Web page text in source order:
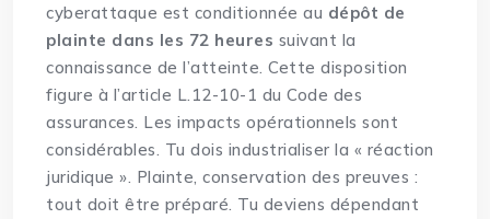
cyberattaque est conditionnée au dépôt de
plainte dans les 72 heures suivant la
connaissance de l’atteinte. Cette disposition
figure à l’article L.12-10-1 du Code des
assurances. Les impacts opérationnels sont
considérables. Tu dois industrialiser la « réaction
juridique ». Plainte, conservation des preuves :
tout doit être préparé. Tu deviens dépendant